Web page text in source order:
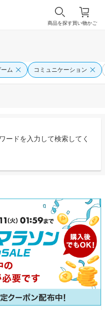
買い物かご
商品を探す
ム コミュニケーション
ードを入力して検索してく